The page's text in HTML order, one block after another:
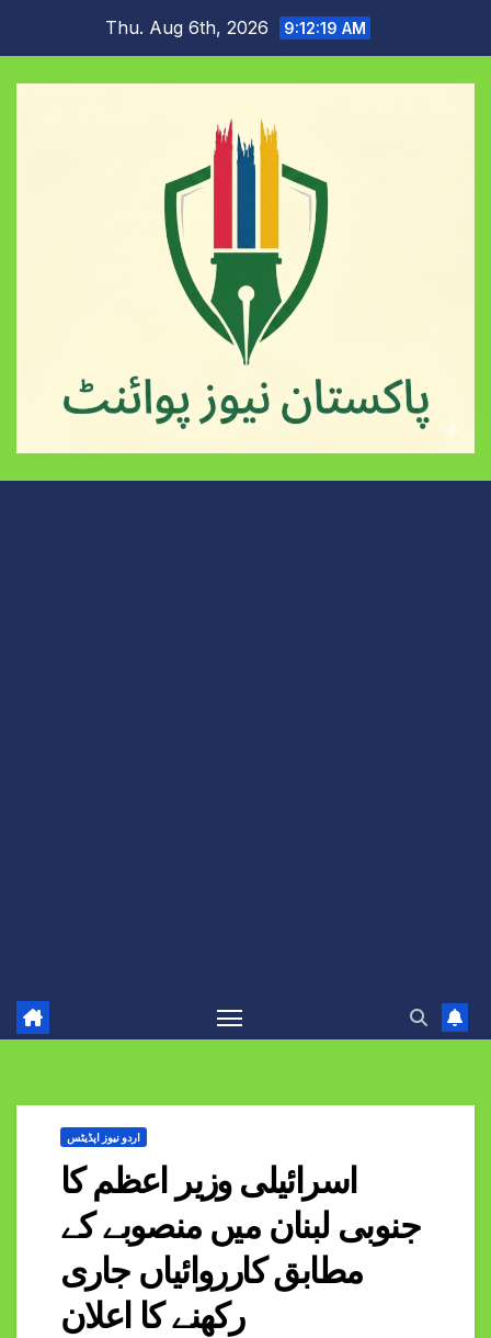
content
Thu. Aug 6th, 2026 9:12:20 AM
اردو نیوز اپڈیٹس
اسرائیلی وزیر اعظم کا
جنوبی لبنان میں منصوبے کے
مطابق کارروائیاں جاری
رکھنے کا اعلان